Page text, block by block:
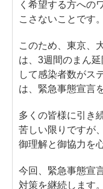
く希望する方への
こさないことです。
このため、東京、
は、3週間のまん
して感染者数がス
は、緊急事態宣言
多くの皆様に引き
苦しい限りですが
御理解と御協力を
今回、緊急事態宣
対策を継続します